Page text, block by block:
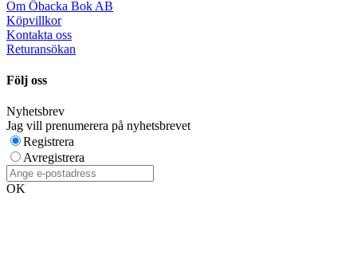
Om Öbacka Bok AB
Köpvillkor
Kontakta oss
Returansökan
Följ oss
Nyhetsbrev
Jag vill prenumerera på nyhetsbrevet
Registrera
Avregistrera
OK